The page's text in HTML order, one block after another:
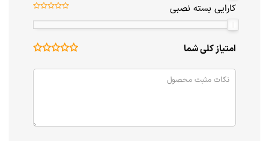
کارایی بسته نصبی
امتیاز کلی شما